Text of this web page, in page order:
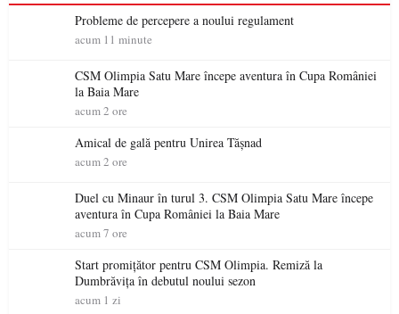
Probleme de percepere a noului regulament
acum 11 minute
CSM Olimpia Satu Mare începe aventura în Cupa României
la Baia Mare
acum 2 ore
Amical de gală pentru Unirea Tășnad
acum 2 ore
Duel cu Minaur în turul 3. CSM Olimpia Satu Mare începe
aventura în Cupa României la Baia Mare
acum 7 ore
Start promițător pentru CSM Olimpia. Remiză la
Dumbrăvița în debutul noului sezon
acum 1 zi